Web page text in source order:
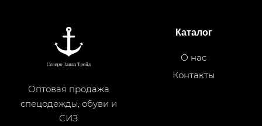
Оптовая продажа
спецодежды, обуви и
СИЗ
Каталог
О нас
Контакты